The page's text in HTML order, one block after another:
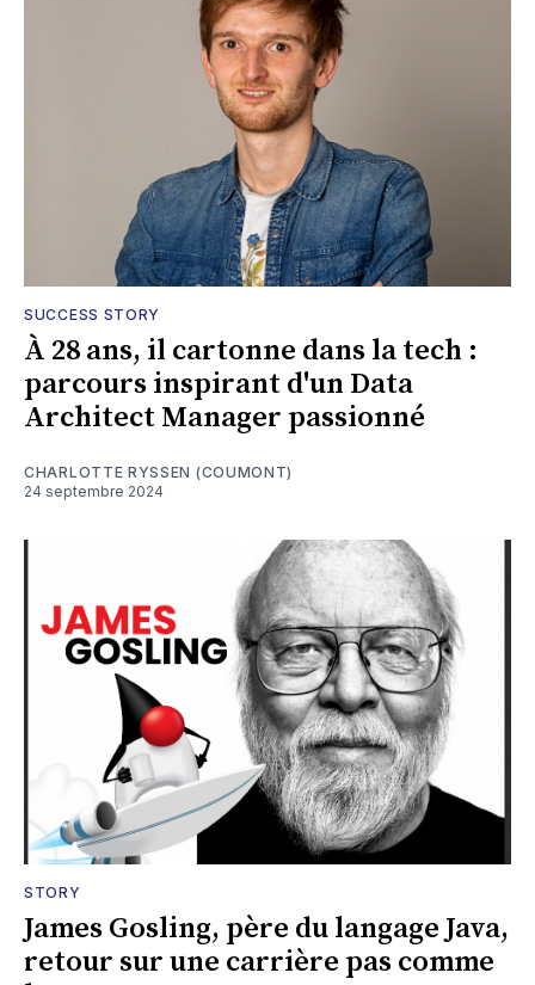
SUCCESS STORY
À 28 ans, il cartonne dans la tech :
parcours inspirant d'un Data
Architect Manager passionné
CHARLOTTE RYSSEN (COUMONT)
24 septembre 2024
STORY
James Gosling, père du langage Java,
retour sur une carrière pas comme